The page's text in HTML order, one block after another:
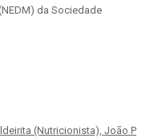
da Sociedade
(Nutricionista), João P